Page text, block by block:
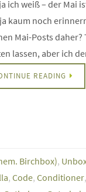
ich weiß – der Mai
kaum noch
Mai-Posts
lassen, aber ich
READING
Birchbox),
, Code, Conditioner,